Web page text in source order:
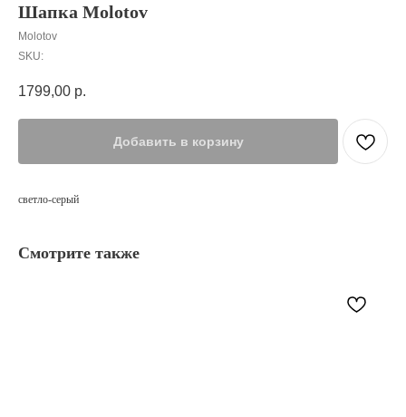
Шапка Molotov
Molotov
SKU:
1799,00 р.
Добавить в корзину
светло-серый
Смотрите также